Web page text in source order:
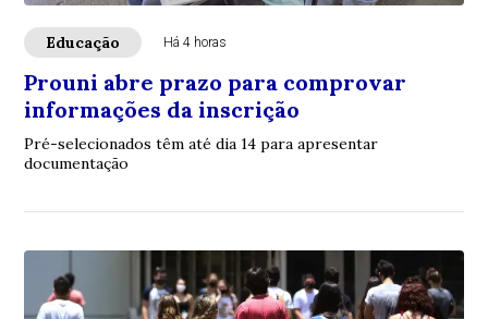
Educação Há 4 horas
Prouni abre prazo para comprovar
informações da inscrição
Pré-selecionados têm até dia 14 para apresentar
documentação